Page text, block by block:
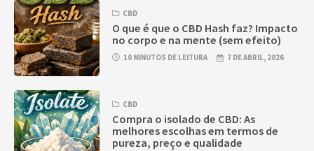
CBD
O que é que o CBD Hash faz? Impacto
no corpo e na mente (sem efeito)
10 MINUTOS DE LEITURA 7 DE ABRIL, 2026
CBD
Compra o isolado de CBD: As
melhores escolhas em termos de
pureza, preço e qualidade